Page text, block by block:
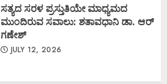
ಸತ್ಯದ ಸರಳ ಪ್ರಸ್ತುತಿಯೇ ಮಾಧ್ಯಮದ
ಮುಂದಿರುವ ಸವಾಲು: ಶತಾವಧಾನಿ ಡಾ. ಆರ್
ಗಣೇಶ್
JULY 12, 2026